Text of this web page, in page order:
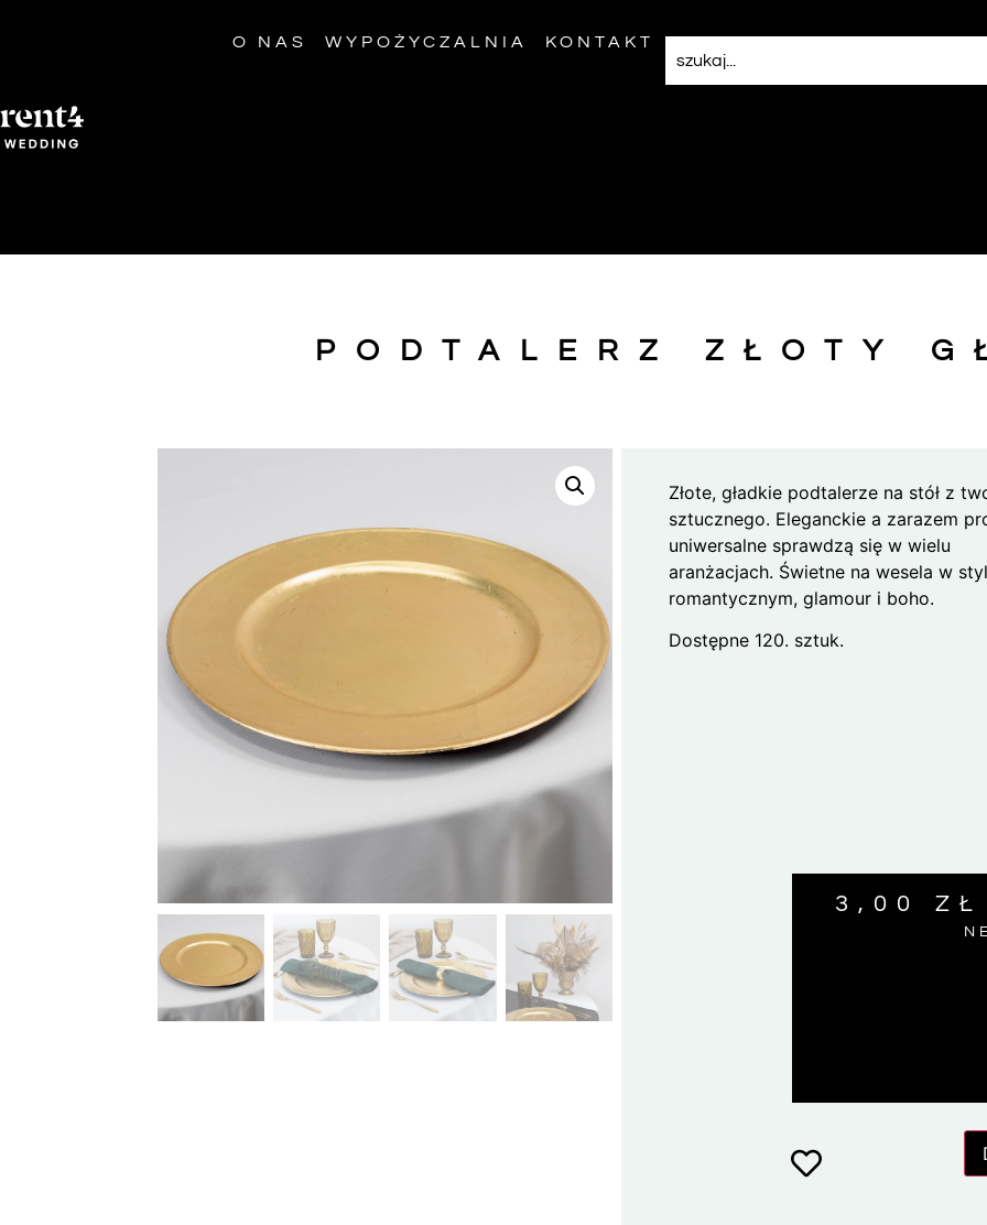
O NAS WYPOŻYCZALNIA KONTAKT
PODTALERZ ZŁOTY
Złote, gładkie podtalerze na stół z
sztucznego. Eleganckie a zarazem
uniwersalne sprawdzą się w wielu
aranżacjach. Świetne na wesela w
romantycznym, glamour i boho.
Dostępne 120. sztuk.
3,00 ZŁ